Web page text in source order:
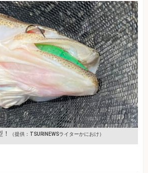
（提供：TSURINEWSライターかにおけ）